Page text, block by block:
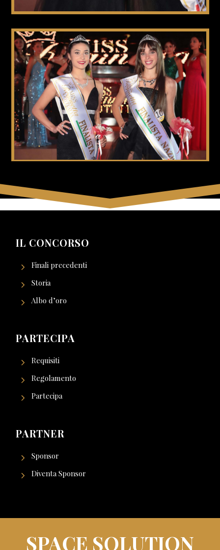
IL CONCORSO
Finali precedenti
Storia
Albo d’oro
PARTECIPA
Requisiti
Regolamento
Partecipa
PARTNER
Sponsor
Diventa Sponsor
SPACE SOLUTION